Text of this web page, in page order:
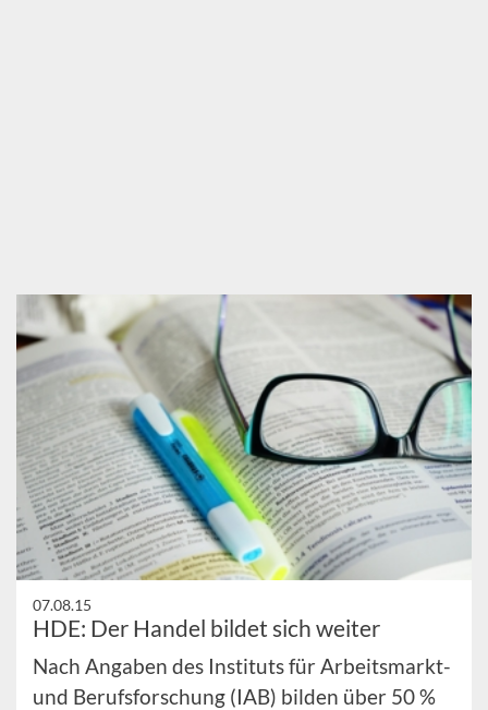
07.08.15
HDE: Der Handel bildet sich weiter
Nach Angaben des Instituts für Arbeitsmarkt-
und Berufsforschung (IAB) bilden über 50 %